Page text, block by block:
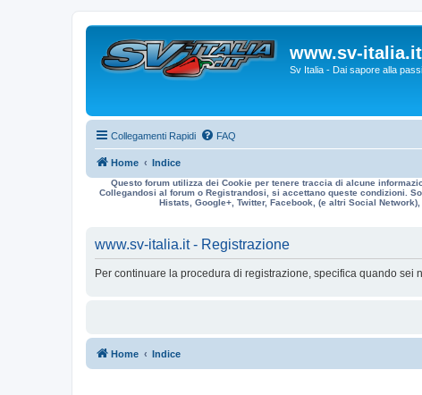
www.sv-italia.it
Sv Italia - Dai sapore alla
Collegamenti Rapidi FAQ
Home Indice
Questo forum utilizza dei Cookie per tenere traccia di alcune
Collegandosi al forum o Registrandosi, si accettano queste condizioni.
Histats, Google+, Twitter, Facebook, (e altri Social
www.sv-italia.it - Registrazione
Per continuare la procedura di registrazione, specifica quando sei
Home Indice